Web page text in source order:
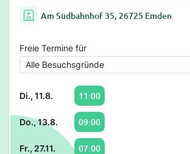
Am Südbahnhof 35, 26725 Emden
Freie Termine für
Di., 11.8. 11:00
Do., 13.8. 09:00
Fr., 27.11. 07:00